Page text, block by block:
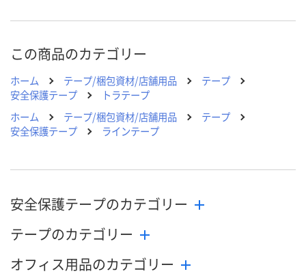
この商品のカテゴリー
ホーム テープ/梱包資材/店舗用品
テープ
安全保護テープ
トラテープ
ホーム
テープ/梱包資材/店舗用品
テープ
安全保護テープ
ラインテープ
安全保護テープのカテゴリー
テープのカテゴリー
オフィス用品のカテゴリー